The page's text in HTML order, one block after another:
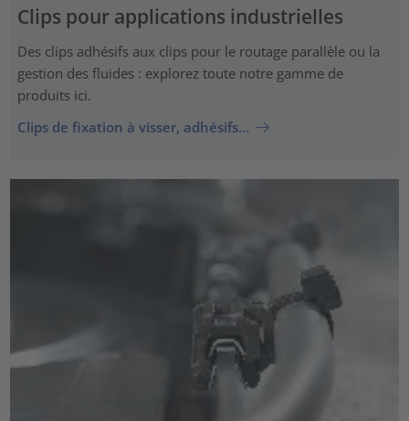
Clips pour applications industrielles
Des clips adhésifs aux clips pour le routage parallèle ou la
gestion des fluides : explorez toute notre gamme de
produits ici.
Clips de fixation à visser, adhésifs…